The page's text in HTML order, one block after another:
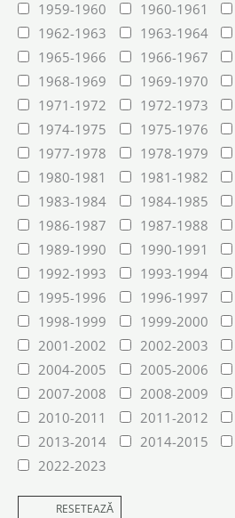
1959-1960
1960-1961
1962-1963
1963-1964
1965-1966
1966-1967
1968-1969
1969-1970
1971-1972
1972-1973
1974-1975
1975-1976
1977-1978
1978-1979
1980-1981
1981-1982
1983-1984
1984-1985
1986-1987
1987-1988
1989-1990
1990-1991
1992-1993
1993-1994
1995-1996
1996-1997
1998-1999
1999-2000
2001-2002
2002-2003
2004-2005
2005-2006
2007-2008
2008-2009
2010-2011
2011-2012
2013-2014
2014-2015
2022-2023
RESETEAZĂ